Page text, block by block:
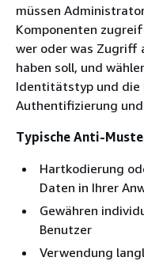
müssen
Komponenten
wer oder was Zugriff
haben soll, und
Identitätstyp und die
Authentifizierung
Typische Anti-
Hartkodierung
Daten in Ihrer
Gewähren
Benutzer
Verwendung